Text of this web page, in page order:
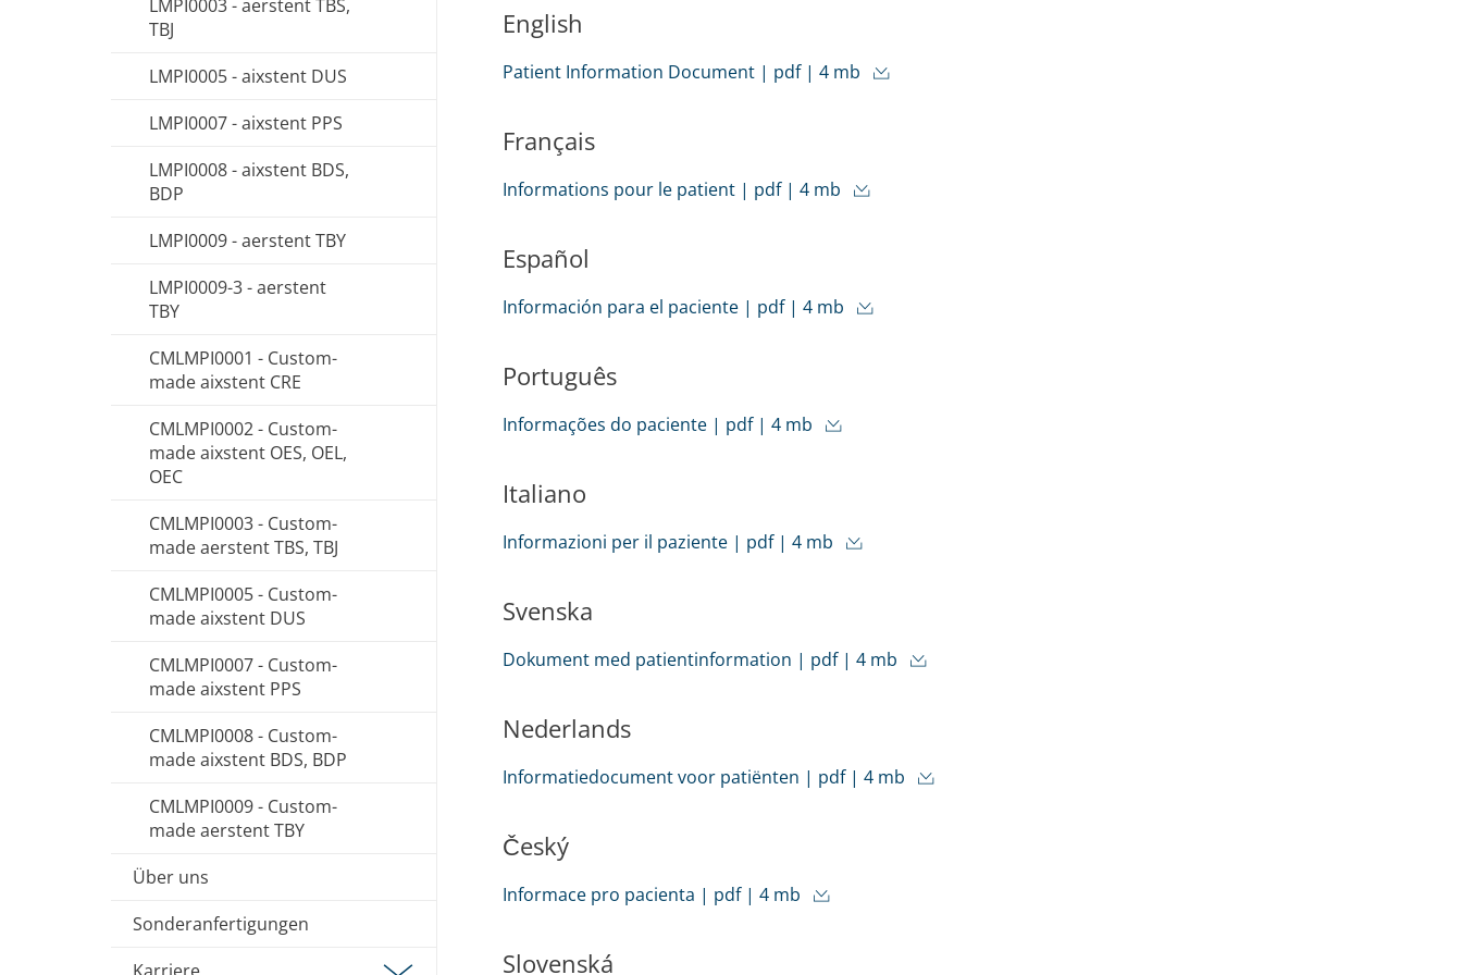
LMPI0003 - aerstent TBS,
TBJ
LMPI0005 - aixstent DUS
LMPI0007 - aixstent PPS
LMPI0008 - aixstent BDS,
BDP
LMPI0009 - aerstent TBY
LMPI0009-3 - aerstent
TBY
CMLMPI0001 - Custom-
made aixstent CRE
CMLMPI0002 - Custom-
made aixstent OES, OEL,
OEC
CMLMPI0003 - Custom-
made aerstent TBS, TBJ
CMLMPI0005 - Custom-
made aixstent DUS
CMLMPI0007 - Custom-
made aixstent PPS
CMLMPI0008 - Custom-
made aixstent BDS, BDP
CMLMPI0009 - Custom-
made aerstent TBY
Über uns
Sonderanfertigungen
English
Patient Information Document | pdf | 4 mb
Français
Informations pour le patient | pdf | 4 mb
Español
Información para el paciente | pdf | 4 mb
Português
Informações do paciente | pdf | 4 mb
Italiano
Informazioni per il paziente | pdf | 4 mb
Svenska
Dokument med patientinformation | pdf | 4 mb
Nederlands
Informatiedocument voor patiënten | pdf | 4 mb
Český
Informace pro pacienta | pdf | 4 mb
Slovenská